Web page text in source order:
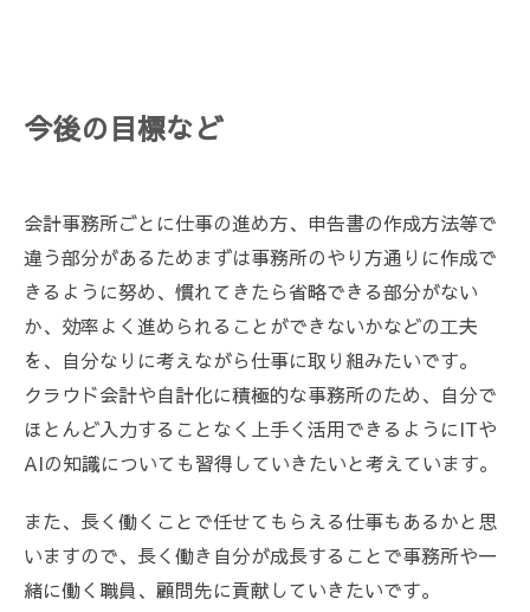
今後の目標など
会計事務所ごとに仕事の進め方、申告書の作成方法等で
違う部分があるためまずは事務所のやり方通りに作成で
きるように努め、慣れてきたら省略できる部分がない
か、効率よく進められることができないかなどの工夫
を、自分なりに考えながら仕事に取り組みたいです。
クラウド会計や自計化に積極的な事務所のため、自分で
ほとんど入力することなく上手く活用できるようにITや
AIの知識についても習得していきたいと考えています。
また、長く働くことで任せてもらえる仕事もあるかと思
いますので、長く働き自分が成長することで事務所や一
緒に働く職員、顧問先に貢献していきたいです。